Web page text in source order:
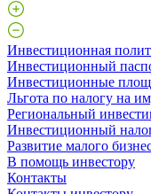
Инвестиционная
Инвестиционный
Инвестиционные
Льгота по налогу на
Региональный
Инвестиционный
Развитие малого
В помощь инвестору
Контакты